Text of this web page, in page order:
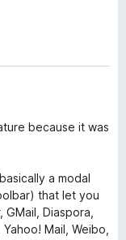
because it was
a modal
that let you
Diaspora,
Mail, Weibo,